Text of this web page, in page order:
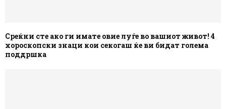
Среќни сте ако ги имате овие луѓе во вашиот живот! 4
хороскопски знаци кои секогаш ќе ви бидат голема
поддршка